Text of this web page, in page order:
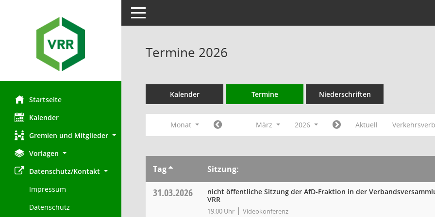
Startseite
Kalender
Gremien und Mitglieder
Vorlagen
Datenschutz/Kontakt
Impressum
Datenschutz
Toggle navigation
Termine 2026
Kalender Termine Niederschriften
Monat März 2026 Aktuell
Tag Sitzung:
31.03.2026
nicht öffentliche Sitzung der AfD-Fraktion in der
VRR
19:00 Uhr Videokonferenz